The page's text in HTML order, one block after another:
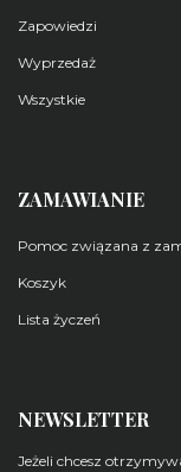
Zapowiedzi
Wyprzedaż
Wszystkie
ZAMAWIANIE
Pomoc związana z
Koszyk
Lista życzeń
NEWSLETTER
Jeżeli chcesz